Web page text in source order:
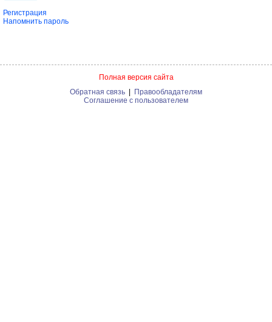
Регистрация
Напомнить пароль
Полная версия сайта
Обратная связь
Правообладателям
Соглашение с пользователем